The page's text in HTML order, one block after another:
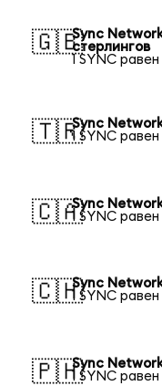
🇬🇧Sync
стерлингов
1 SYNC
🇹🇷Sync
1 SYNC
🇨🇦Sync
1 SYNC
🇨🇭Sync
1 SYNC
🇵🇭Sync
1 SYNC